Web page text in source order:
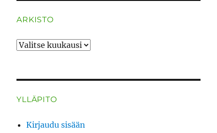
ARKISTO
ARKISTO
YLLÄPITO
Kirjaudu sisään